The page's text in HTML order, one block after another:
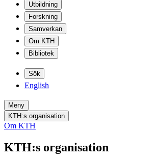
Utbildning
Forskning
Samverkan
Om KTH
Bibliotek
Sök
English
Meny
KTH:s organisation
Om KTH
KTH:s organisation